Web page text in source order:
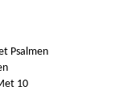
Psalmen
10